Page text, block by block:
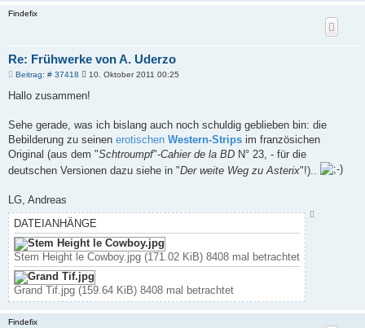
h
Findefix
Re: Frühwerke von A. Uderzo
Beitrag: # 37418 B
i
a
10. Oktober 2011 00:25
Hallo zusammen!
Sehe gerade, was ich bislang auch noch schuldig geblieben bin: die
Bebilderung zu seinen erotischen Western-Strips im französichen
Original (aus dem "Schtroumpf"-Cahier de la BD N° 23, - für die
deutschen Versionen dazu siehe in "Der weite Weg zu Asterix"!)..
LG, Andreas
DATEIANHÄNGE
Stem Height le Cowboy.jpg (171.02 KiB) 8408 mal betrachtet
Grand Tif.jpg (159.64 KiB) 8408 mal betrachtet
Findefix